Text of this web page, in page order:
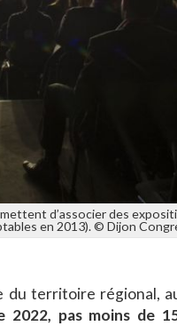
d’associer des
en 2013). © Dijon
du territoire régional,
2022, pas moins de